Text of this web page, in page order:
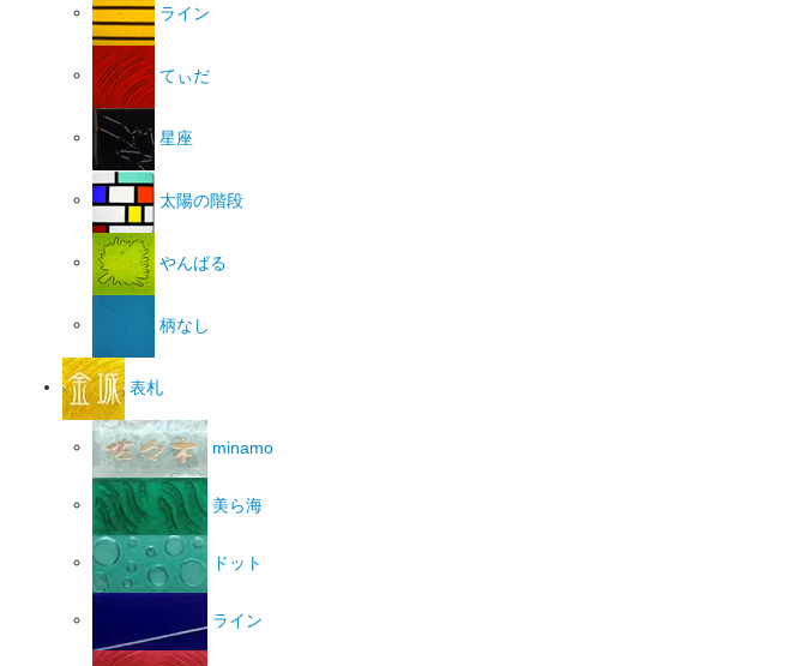
ライン
てぃだ
星座
太陽の階段
やんばる
柄なし
表札
minamo
美ら海
ドット
ライン